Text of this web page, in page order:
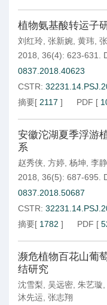
植物氨基酸转运子
刘红玲 张新婉 黄玮
2018, 36(4): 623-631.
0837.2018.40623
CSTR:
摘要[ 2117 ] PDF [
安徽沱湖夏季浮游
系
赵秀侠 方婷 杨坤 李静
2018, 36(5): 687-695.
0837.2018.50687
CSTR:
摘要[ 1782 ] PDF [
濒危植物百花山葡
结研究
沈雪梨 吴远密 朱艺璇
沐先运 张志翔